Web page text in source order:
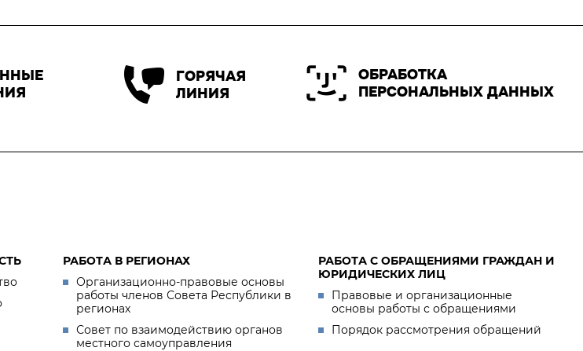
ГОРЯЧАЯ
ЛИНИЯ
ОБРАБОТКА
ПЕРСОНАЛЬНЫХ ДАННЫХ
РАБОТА В РЕГИОНАХ
Организационно-правовые основы
работы членов Совета Республики в
регионах
Совет по взаимодействию органов
местного самоуправления
РАБОТА С ОБРАЩЕНИЯМИ ГРАЖДАН И
ЮРИДИЧЕСКИХ ЛИЦ
Правовые и организационные
основы работы с обращениями
Порядок рассмотрения обращений